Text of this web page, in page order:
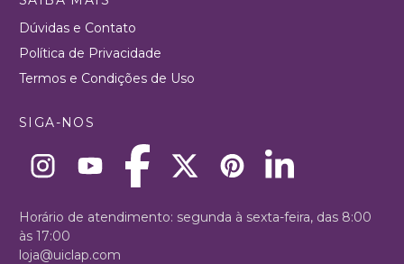
Dúvidas e Contato
Política de Privacidade
Termos e Condições de Uso
SIGA-NOS
Horário de atendimento: segunda à sexta-feira, das 8:00
às 17:00
loja@uiclap.com